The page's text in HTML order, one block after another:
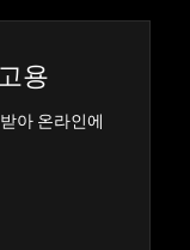
용
아 온라인에